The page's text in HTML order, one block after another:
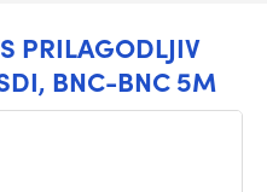
PRILAGODLJIV
BNC-BNC 5M